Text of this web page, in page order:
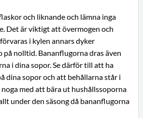
och liknande och lämna inga
Det är viktigt att övermogen och
i kylen annars dyker
på nolltid. Bananflugorna dras även
i dina sopor. Se därför till att ha
dina sopor och att behållarna står i
noga med att bära ut hushållssoporna
under den säsong då bananflugorna